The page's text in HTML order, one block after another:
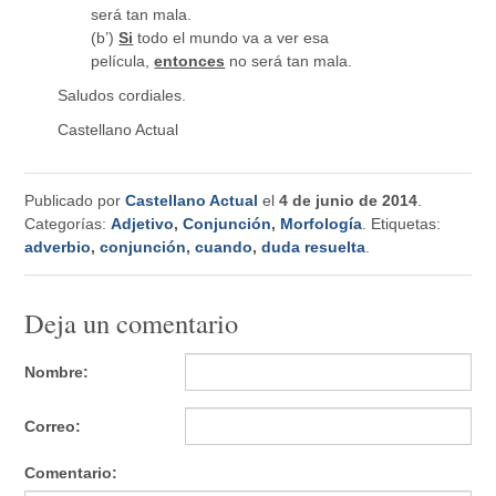
será tan mala.
(b’)Si todo el mundo va a ver esa
película,entonces no será tan mala.
Saludos cordiales.
Castellano Actual
Publicado porCastellano Actual el4 de junio de 2014
Categorías:Adjetivo,Conjunción, Morfología . Etiquetas:
adverbio,conjunción,cuando,duda resuelta
Deja un comentario
Nombre:
Correo:
Comentario: